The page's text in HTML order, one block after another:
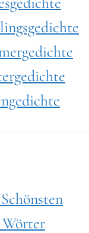
Wörter